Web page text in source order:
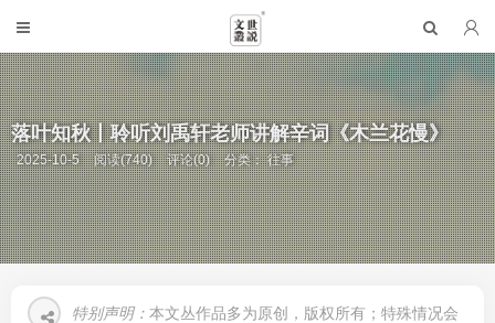
落叶知秋丨聆听刘禹轩老师讲解辛词《木兰花慢》
2025-10-5 阅读(740) 评论(0) 分类：往事
特别声明： 本文丛作品多为原创，版权所有；特殊情况会